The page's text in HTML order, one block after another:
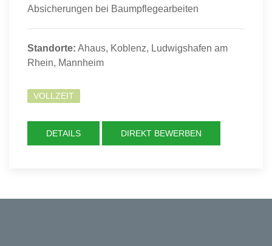
Absicherungen bei Baumpflegearbeiten
Standorte: Ahaus, Koblenz, Ludwigshafen am
Rhein, Mannheim
VOLLZEIT
DETAILS DIREKT BEWERBEN